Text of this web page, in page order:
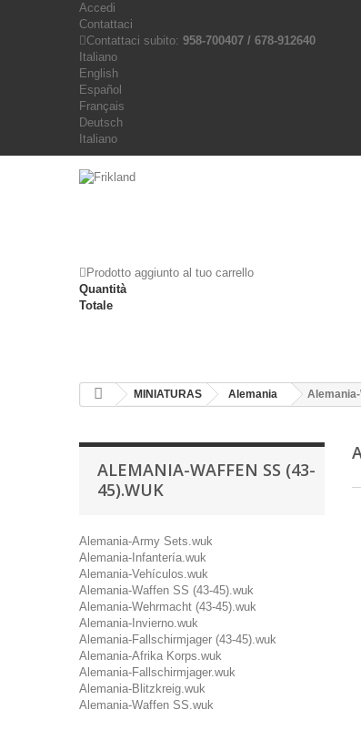
Accedi
Contattaci
Contattaci subito: 958-700407 / 678-912640
Italiano
English
Español
Français
Deutsch
Italiano
Prodotto aggiunto al tuo carrello
Quantità
Totale
MINIATURAS Alemania
ALEMANIA-WAFFEN SS (43-
45).WUK
Alemania-Army Sets.wuk
Alemania-Infantería.wuk
Alemania-Vehículos.wuk
Alemania-Waffen SS (43-45).wuk
Alemania-Wehrmacht (43-45).wuk
Alemania-Invierno.wuk
Alemania-Fallschirmjager (43-45).wuk
Alemania-Afrika Korps.wuk
Alemania-Fallschirmjager.wuk
Alemania-Blitzkreig.wuk
Alemania-Waffen SS.wuk